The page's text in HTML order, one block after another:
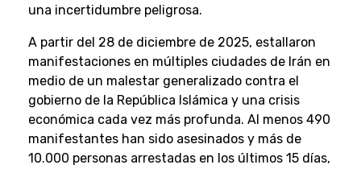
una incertidumbre peligrosa.
A partir del 28 de diciembre de 2025, estallaron
manifestaciones en múltiples ciudades de Irán en
medio de un malestar generalizado contra el
gobierno de la República Islámica y una crisis
económica cada vez más profunda. Al menos 490
manifestantes han sido asesinados y más de
10.000 personas arrestadas en los últimos 15 días,